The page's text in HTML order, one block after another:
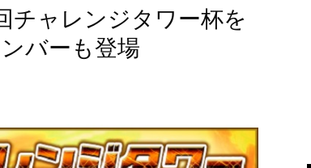
チャレンジタワー杯を
バーも登場